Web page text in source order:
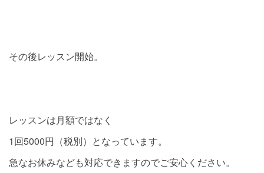
その後レッスン開始。
レッスンは月額ではなく
1回5000円（税別）となっています。
急なお休みなども対応できますのでご安心ください。